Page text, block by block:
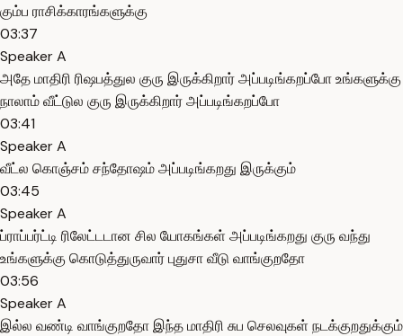
கும்ப ராசிக்காரங்களுக்கு
03:37
Speaker A
அதே மாதிரி ரிஷபத்துல குரு இருக்கிறார் அப்படிங்கறப்போ உங்களுக்கு
நாலாம் வீட்டுல குரு இருக்கிறார் அப்படிங்கறப்போ
03:41
Speaker A
வீட்ல கொஞ்சம் சந்தோஷம் அப்படிங்கறது இருக்கும்
03:45
Speaker A
ப்ராப்பர்ட்டி ரிலேட்டடான சில யோகங்கள் அப்படிங்கறது குரு வந்து
உங்களுக்கு கொடுத்துருவார் புதுசா வீடு வாங்குறதோ
03:56
Speaker A
இல்ல வண்டி வாங்குறதோ இந்த மாதிரி சுப செலவுகள் நடக்குறதுக்கும்